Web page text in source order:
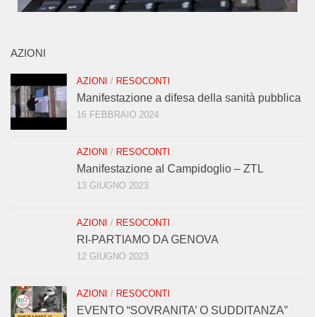
AZIONI
AZIONI / RESOCONTI
Manifestazione a difesa della sanità pubblica
16 FEBBRAIO 2024
AZIONI / RESOCONTI
Manifestazione al Campidoglio – ZTL
13 GIUGNO 2023
AZIONI / RESOCONTI
RI-PARTIAMO DA GENOVA
12 GIUGNO 2023
AZIONI / RESOCONTI
EVENTO “SOVRANITA’ O SUDDITANZA”